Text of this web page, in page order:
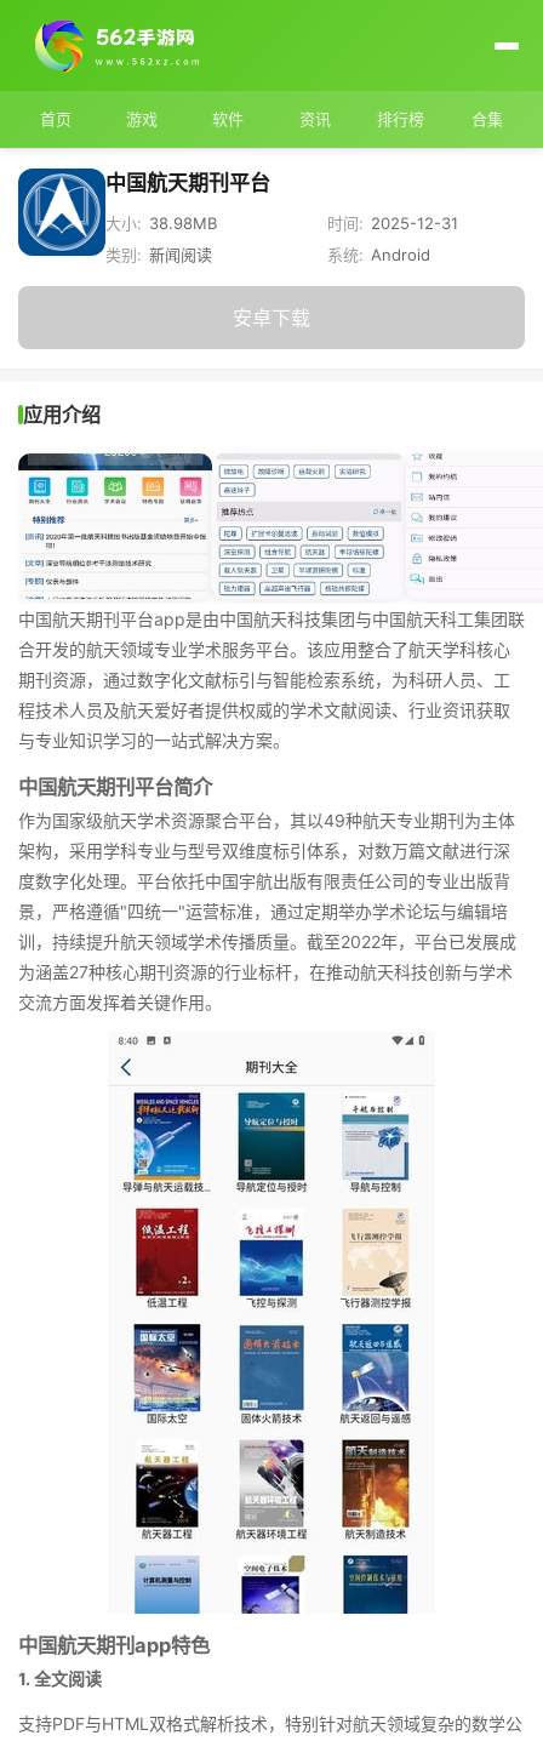
首页 游戏 软件 资讯 排行榜 合集
中国航天期刊平台
大小: 38.98MB 时间: 2025-12-31
类别: 新闻阅读 系统: Android
安卓下载
应用介绍
中国航天期刊平台app是由中国航天科技集团与中国航天科工集团联
合开发的航天领域专业学术服务平台。该应用整合了航天学科核心
期刊资源，通过数字化文献标引与智能检索系统，为科研人员、工
程技术人员及航天爱好者提供权威的学术文献阅读、行业资讯获取
与专业知识学习的一站式解决方案。
中国航天期刊平台简介
作为国家级航天学术资源聚合平台，其以49种航天专业期刊为主体
架构，采用学科专业与型号双维度标引体系，对数万篇文献进行深
度数字化处理。平台依托中国宇航出版有限责任公司的专业出版背
景，严格遵循"四统一"运营标准，通过定期举办学术论坛与编辑培
训，持续提升航天领域学术传播质量。截至2022年，平台已发展成
为涵盖27种核心期刊资源的行业标杆，在推动航天科技创新与学术
交流方面发挥着关键作用。
中国航天期刊app特色
1. 全文阅读
支持PDF与HTML双格式解析技术，特别针对航天领域复杂的数学公